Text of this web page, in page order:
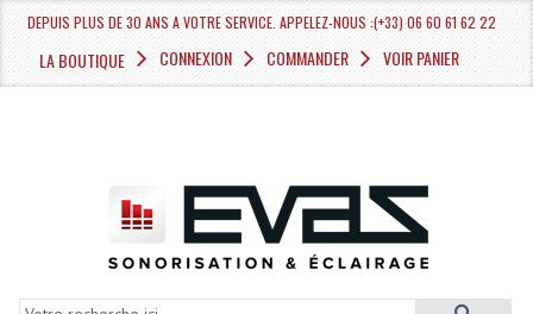
DEPUIS PLUS DE 30 ANS A VOTRE SERVICE. APPELEZ-NOUS :(+33) 06 60 61 62 22
LA BOUTIQUE CONNEXION COMMANDER VOIR PANIER